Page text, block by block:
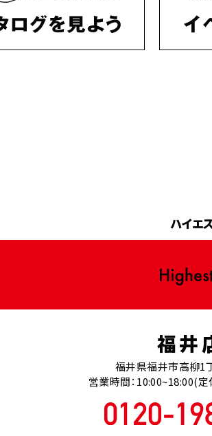
ハイエ
福井
福井県福井市高柳1
営業時間：10:00~18:00(